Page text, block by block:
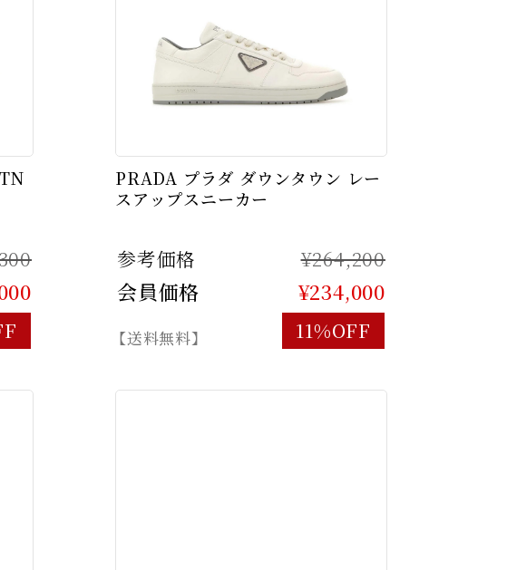
PRADA プラダ ダウンタウン レー
スアップスニーカー
参考価格 ¥264,200
会員価格 ¥234,000
【送料無料】 11%OFF